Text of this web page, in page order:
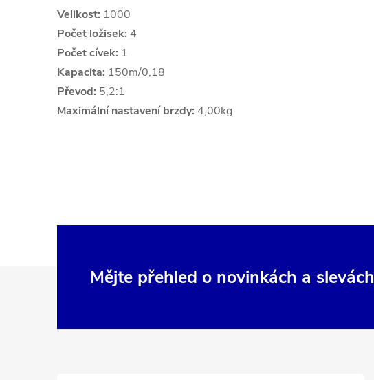
Velikost: 1000
Počet ložisek: 4
Počet cívek: 1
Kapacita: 150m/0,18
Převod: 5,2:1
Maximální nastavení brzdy: 4,00kg
Mějte přehled o novinkách a slevách